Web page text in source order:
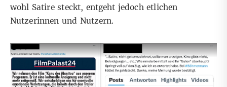
wohl Satiresteckt, entgeht jedoch etlichen
Nutzerinnen und Nutzern.